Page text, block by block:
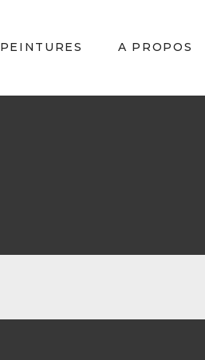
PEINTURES A PROPOS